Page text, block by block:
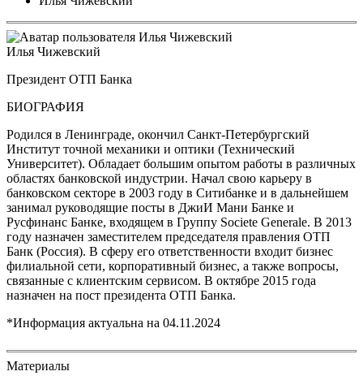
Илья Чижевский
Президент ОТП Банка
БИОГРАФИЯ
Родился в Ленинграде, окончил Санкт-Петербургский
Институт точной механики и оптики (Технический
Университет). Обладает большим опытом работы в различных
областях банковской индустрии. Начал свою карьеру в
банковском секторе в 2003 году в Ситибанке и в дальнейшем
занимал руководящие посты в ДжиИ Мани Банке и
Русфинанс Банке, входящем в Группу Societe Generale. В 2013
году назначен заместителем председателя правления ОТП
Банк (Россия). В сферу его ответственности входит бизнес
филиальной сети, корпоративный бизнес, а также вопросы,
связанные с клиентским сервисом. В октябре 2015 года
назначен на пост президента ОТП Банка.
*Информация актуальна на 04.11.2024
Материалы